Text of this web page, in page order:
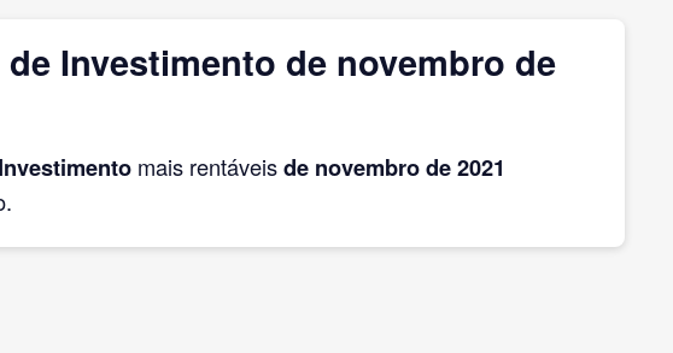
Investimento de novembro de
mais rentáveisde novembrode 2021